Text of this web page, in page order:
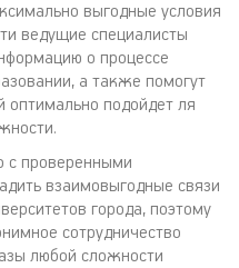
выгодные условия
ведущие специалисты
о процессе
а также помогут
оптимально подойдет ля
с проверенными
взаимовыгодные связи
города, поэтому
сотрудничество
любой сложности